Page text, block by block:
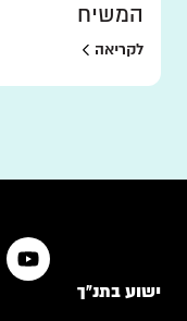
המשיח
לקריאה
ישוע בתנ"ך